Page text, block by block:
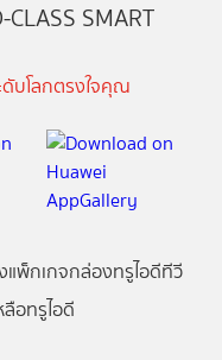
SMART
บโลกตรงใจคุณ
แพ็กเกจกล่องทรูไอดีทีวี
อทรูไอดี